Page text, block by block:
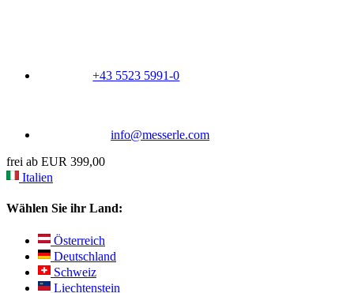
+43 5523 5991-0
info@messerle.com
frei ab EUR 399,00
Italien
Wählen Sie ihr Land:
Österreich
Deutschland
Schweiz
Liechtenstein